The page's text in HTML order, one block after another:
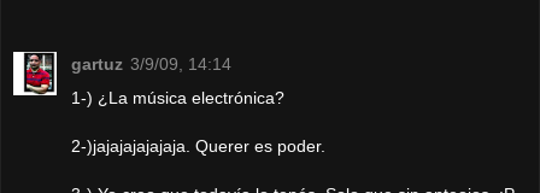
gartuz 3/9/09, 14:14
1-) ¿La música electrónica?
2-)jajajajajajaja. Querer es poder.